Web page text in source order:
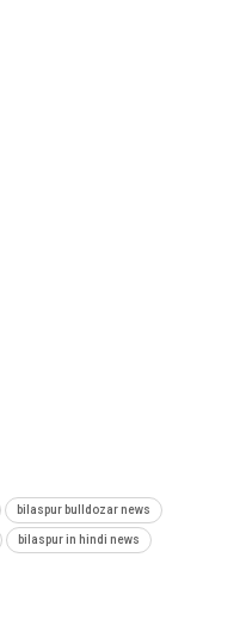
bilaspur bulldozar news
bilaspur in hindi news